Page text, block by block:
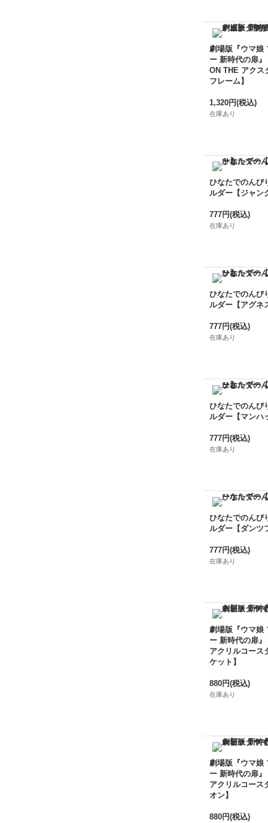
劇場版『ウマ娘
ー 新時代の扉』
ON THE アクス
フレーム】
1,320円(税込)
在庫あり
ひなたでのんび
ルダー【ジャン
777円(税込)
在庫あり
ひなたでのんび
ルダー【アグネ
777円(税込)
在庫あり
ひなたでのんび
ルダー【マンハ
777円(税込)
在庫あり
ひなたでのんび
ルダー【ダンツ
777円(税込)
在庫あり
劇場版『ウマ娘
ー 新時代の扉』
アクリルコース
ケット】
880円(税込)
在庫あり
劇場版『ウマ娘
ー 新時代の扉』
アクリルコース
オン】
880円(税込)